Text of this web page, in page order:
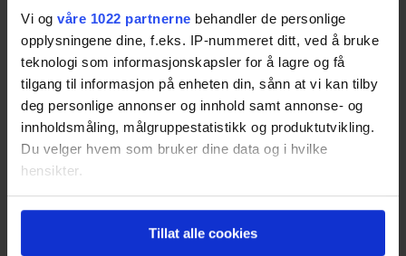
Vi og våre 1022 partnerne behandler de personlige
opplysningene dine, f.eks. IP-nummeret ditt, ved å bruke
teknologi som informasjonskapsler for å lagre og få
tilgang til informasjon på enheten din, sånn at vi kan tilby
deg personlige annonser og innhold samt annonse- og
innholdsmåling, målgruppestatistikk og produktutvikling.
Du velger hvem som bruker dine data og i hvilke
hensikter.
Hvis du gir oss lov, vil vi også gjerne:
Innhente informasjon om den geografiske
Tillat alle cookies
Tjenester
Strøm Privat
Strøm Bedrift
Strøm Borettslag
Elbillader.no
Solceller.no